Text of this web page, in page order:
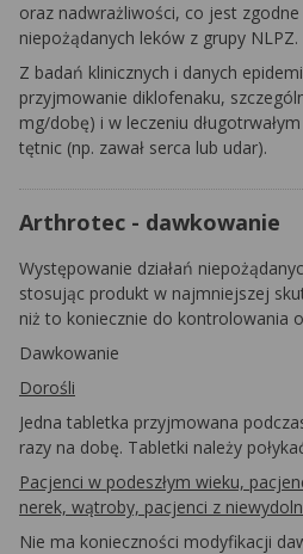
oraz nadwrażliwości, co jest
niepożądanych leków z grupy NLPZ.
Z badań klinicznych i danych
przyjmowanie diklofenaku,
mg/dobę) i w leczeniu
tętnic (np. zawał serca lub udar).
Arthrotec - dawkowanie
Występowanie działań
stosując produkt w najmniejszej
niż to koniecznie do kontrolowania
Dawkowanie
Dorośli
Jedna tabletka przyjmowana
razy na dobę. Tabletki należy
Pacjenci w podeszłym wieku,
nerek, wątroby, pacjenci z
Nie ma konieczności modyfikacji